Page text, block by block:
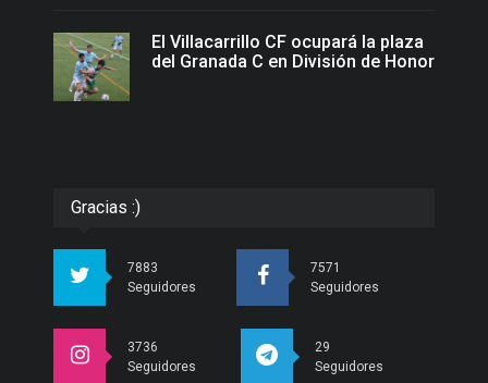
El Villacarrillo CF ocupará la plaza
del Granada C en División de Honor
Gracias :)
7883
Seguidores
7571
Seguidores
3736
Seguidores
29
Seguidores